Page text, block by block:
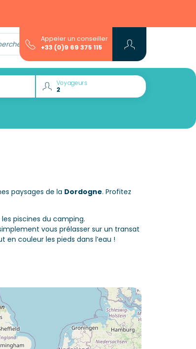
avec l'assistant...
Appeler un conseiller
+33 (0)9 69 375 115
Voyageurs
paysages de la Dordogne. Profitez
piscines du camping.
vous prélasser sur un transat
en couleur les pieds dans l’eau !
Envie de découvrir :
Camping Le Séquoia ?